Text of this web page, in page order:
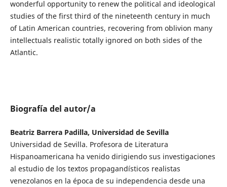
wonderful opportunity to renew the political and ideological
studies of the first third of the nineteenth century in much
of Latin American countries, recovering from oblivion many
intellectuals realistic totally ignored on both sides of the
Atlantic.
Biografía del autor/a
Beatriz Barrera Padilla, Universidad de Sevilla
Universidad de Sevilla. Profesora de Literatura
Hispanoamericana ha venido dirigiendo sus investigaciones
al estudio de los textos propagandísticos realistas
venezolanos en la época de su independencia desde una